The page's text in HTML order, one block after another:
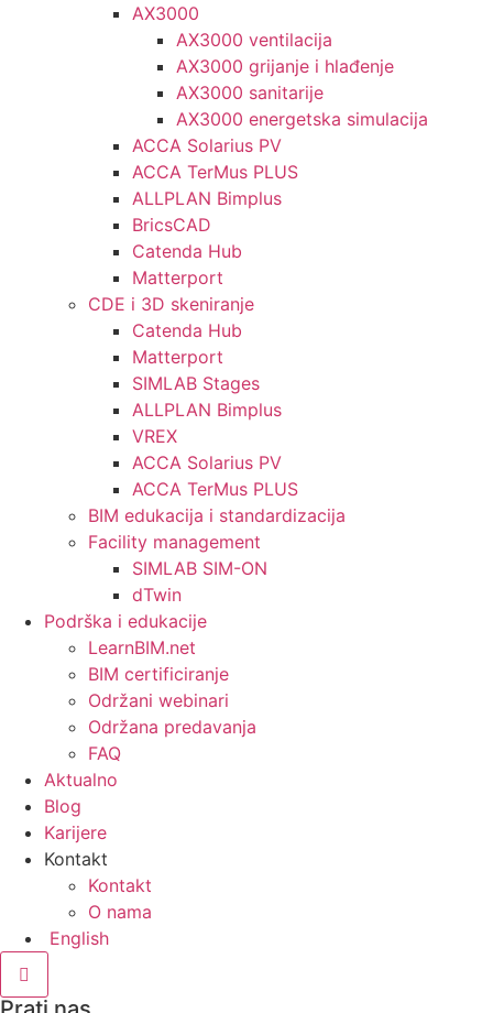
AX3000
AX3000 ventilacija
AX3000 grijanje i hlađenje
AX3000 sanitarije
AX3000 energetska simulacija
ACCA Solarius PV
ACCA TerMus PLUS
ALLPLAN Bimplus
BricsCAD
Catenda Hub
Matterport
CDE i 3D skeniranje
Catenda Hub
Matterport
SIMLAB Stages
ALLPLAN Bimplus
VREX
ACCA Solarius PV
ACCA TerMus PLUS
BIM edukacija i standardizacija
Facility management
SIMLAB SIM-ON
dTwin
Podrška i edukacije
LearnBIM.net
BIM certificiranje
Održani webinari
Održana predavanja
FAQ
Aktualno
Blog
Karijere
Kontakt
Kontakt
O nama
English
Hamburger izbornik